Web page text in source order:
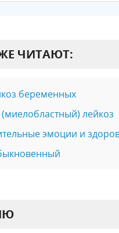
ЧИТАЮТ:
беременных
лейкоз
эмоции и